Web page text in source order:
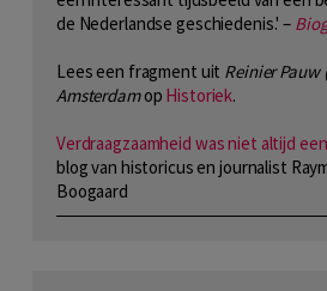
de Nederlandse geschiedenis.' –
Lees een fragment uit Reinier Pauw
Amsterdamop Historiek.
Verdraagzaamheid was niet altijd
blog van historicus en journalist
Boogaard